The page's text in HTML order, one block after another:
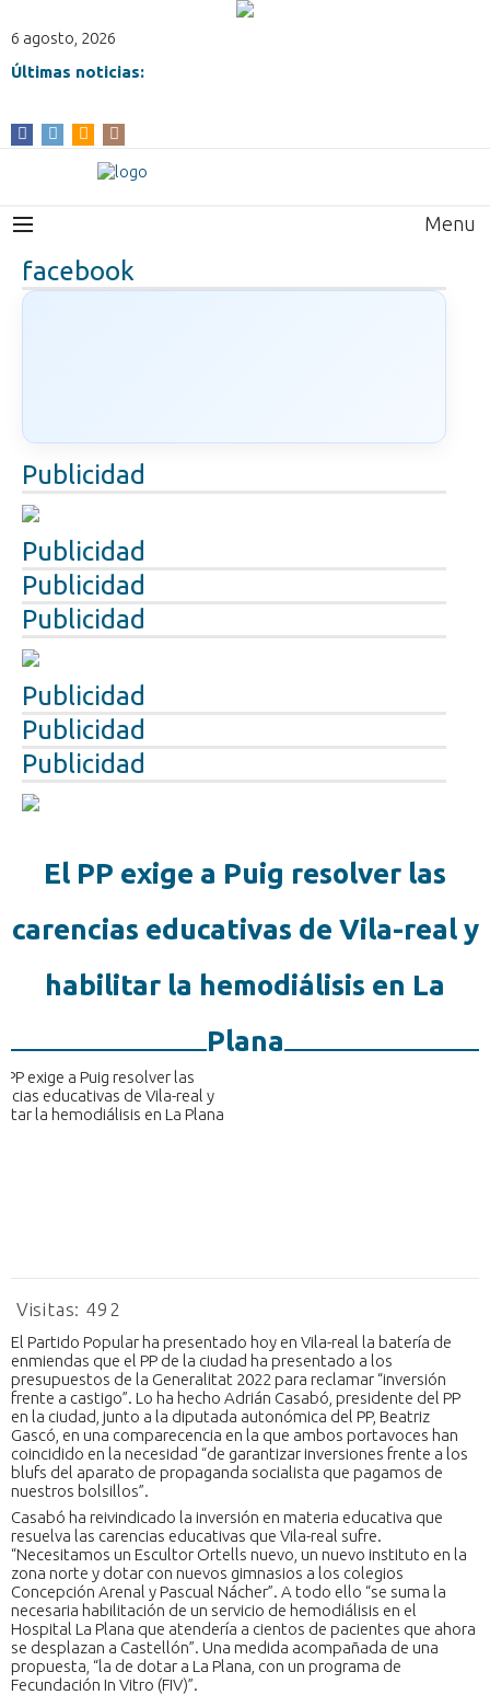
6 agosto, 2026
Últimas noticias:
Menu
facebook
Publicidad
Publicidad
Publicidad
Publicidad
Publicidad
Publicidad
Publicidad
El PP exige a Puig resolver las
carencias educativas de Vila-real y
habilitar la hemodiálisis en La
Plana
Visitas: 492
El Partido Popular ha presentado hoy en Vila-real la batería de
enmiendas que el PP de la ciudad ha presentado a los
presupuestos de la Generalitat 2022 para reclamar “inversión
frente a castigo”. Lo ha hecho Adrián Casabó, presidente del PP
en la ciudad, junto a la diputada autonómica del PP, Beatriz
Gascó, en una comparecencia en la que ambos portavoces han
coincidido en la necesidad “de garantizar inversiones frente a los
blufs del aparato de propaganda socialista que pagamos de
nuestros bolsillos”.
Casabó ha reivindicado la inversión en materia educativa que
resuelva las carencias educativas que Vila-real sufre.
“Necesitamos un Escultor Ortells nuevo, un nuevo instituto en la
zona norte y dotar con nuevos gimnasios a los colegios
Concepción Arenal y Pascual Nácher”. A todo ello “se suma la
necesaria habilitación de un servicio de hemodiálisis en el
Hospital La Plana que atendería a cientos de pacientes que ahora
se desplazan a Castellón”. Una medida acompañada de una
propuesta, “la de dotar a La Plana, con un programa de
Fecundación In Vitro (FIV)”.